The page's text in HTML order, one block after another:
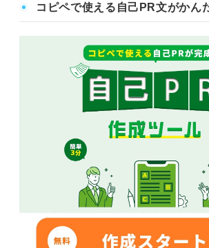
コピペで使える自己PR文がかん